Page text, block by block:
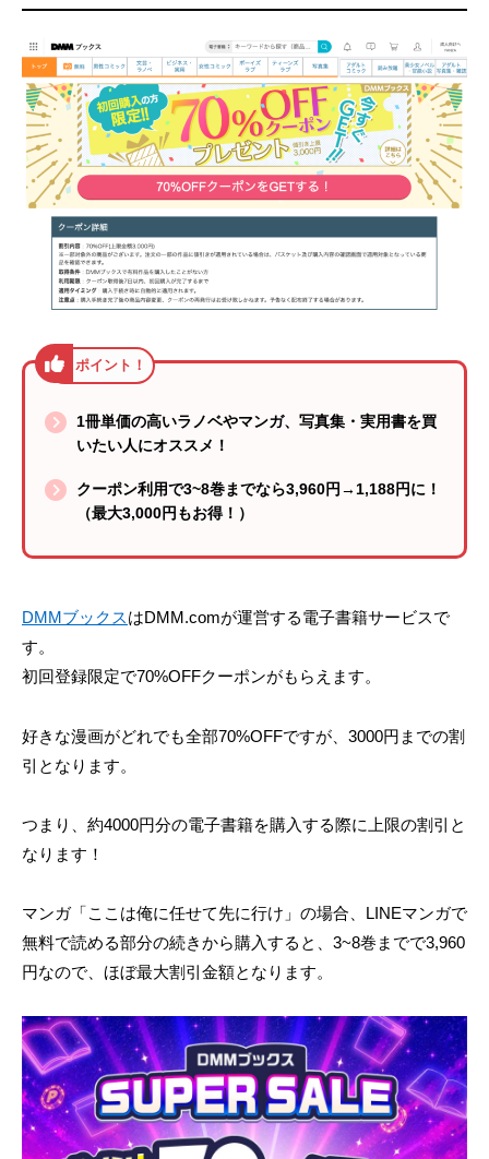
1冊単価の高いラノベやマンガ、写真集・実用書を買
いたい人にオススメ！
クーポン利用で3~8巻までなら3,960円→1,188円に！
（最大3,000円もお得！）
DMMブックスはDMM.comが運営する電子書籍サービスで
す。
初回登録限定で70%OFFクーポンがもらえます。
好きな漫画がどれでも全部70%OFFですが、3000円までの割
引となります。
つまり、約4000円分の電子書籍を購入する際に上限の割引と
なります！
マンガ「ここは俺に任せて先に行け」の場合、LINEマンガで
無料で読める部分の続きから購入すると、3~8巻までで3,960
円なので、ほぼ最大割引金額となります。